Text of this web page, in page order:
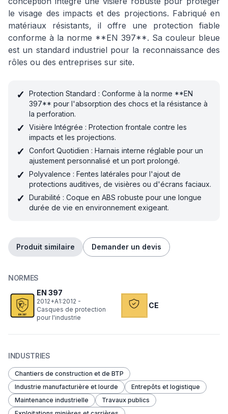
le visage des impacts et des projections. Fabriqué en
matériaux résistants, il offre une protection fiable
conforme à la norme **EN 397**. Sa couleur bleue
est un standard industriel pour la reconnaissance des
rôles ou des entreprises sur site.
✓
Protection Standard : Conforme à la norme **EN
397** pour l'absorption des chocs et la résistance à
la perforation.
✓
Visière Intégrée : Protection frontale contre les
impacts et les projections.
✓
Confort Quotidien : Harnais interne réglable pour un
ajustement personnalisé et un port prolongé.
✓
Polyvalence : Fentes latérales pour l'ajout de
protections auditives, de visières ou d'écrans faciaux.
✓
Durabilité : Coque en ABS robuste pour une longue
durée de vie en environnement exigeant.
Produit similaire Demander un devis
NORMES
EN 397
2012+A1:2012 -
Casques de protection
pour l'industrie
CE
INDUSTRIES
Chantiers de construction et de BTP
Industrie manufacturière et lourde
Entrepôts et logistique
Maintenance industrielle
Travaux publics